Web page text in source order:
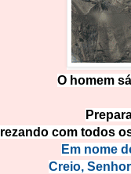
O homem
rezando com todos
Em nome
Creio,